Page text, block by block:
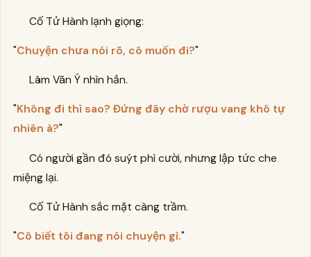
Cố Tử Hành lạnh giọng:
"Chuyện chưa nói rõ, cô muốn đi?"
Lâm Vãn Ý nhìn hắn.
"Không đi thì sao? Đứng đây chờ rượu vang khô tự
nhiên à?"
Có người gần đó suýt phì cười, nhưng lập tức che
miệng lại.
Cố Tử Hành sắc mặt càng trầm.
"Cô biết tôi đang nói chuyện gì."